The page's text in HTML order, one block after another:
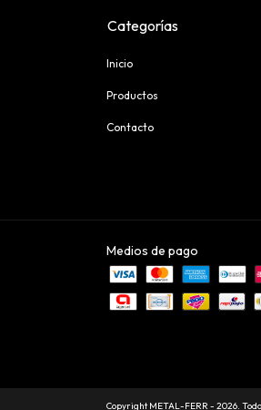
Categorías
Inicio
Productos
Contacto
Medios de pago
Copyright METAL-FERR - 2026.